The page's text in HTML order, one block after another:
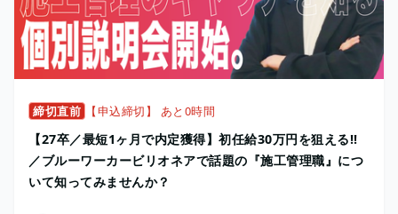
締切直前 【申込締切】 あと0時間
【27卒／最短1ヶ月で内定獲得】初任給30万円を狙える!!
／ブルーワーカービリオネアで話題の『施工管理職』につ
いて知ってみませんか？